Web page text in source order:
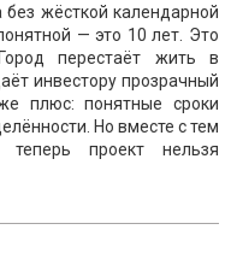
жёсткой календарной
— это 10 лет. Это
перестаёт жить в
инвестору прозрачный
плюс: понятные сроки
Но вместе с тем
проект нельзя